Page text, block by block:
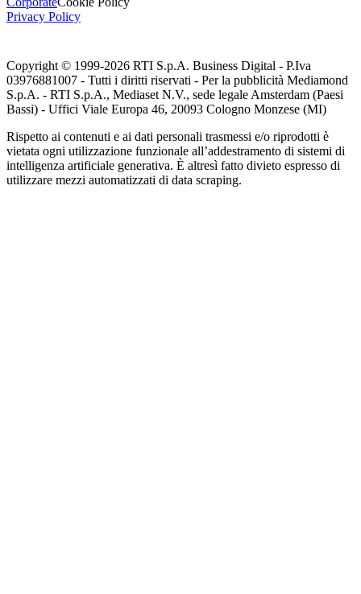
Privacy Policy
Copyright © 1999-2026 RTI S.p.A. Business Digital - P.Iva
03976881007 - Tutti i diritti riservati - Per la pubblicità Mediamond
S.p.A. - RTI S.p.A., Mediaset N.V., sede legale Amsterdam (Paesi
Bassi) - Uffici Viale Europa 46, 20093 Cologno Monzese (MI)
Rispetto ai contenuti e ai dati personali trasmessi e/o riprodotti è
vietata ogni utilizzazione funzionale all’addestramento di sistemi di
intelligenza artificiale generativa. È altresì fatto divieto espresso di
utilizzare mezzi automatizzati di data scraping.